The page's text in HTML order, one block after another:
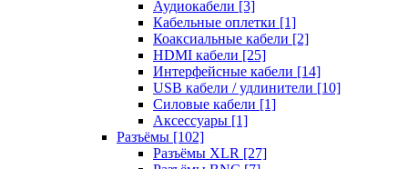
Аудиокабели [3]
Кабельные оплетки [1]
Коаксиальные кабели [2]
HDMI кабели [25]
Интерфейсные кабели [14]
USB кабели / удлинители [10]
Силовые кабели [1]
Аксессуары [1]
Разъёмы [102]
Разъёмы XLR [27]